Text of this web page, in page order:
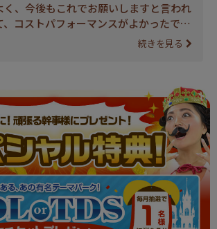
く、今後もこれでお願いしますと言われ
、コストパフォーマンスがよかったで
続きを見る